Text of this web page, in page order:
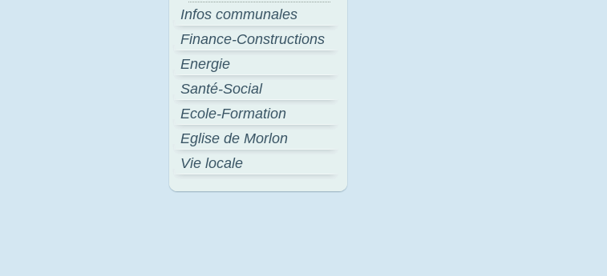
Infos communales
Finance-Constructions
Energie
Santé-Social
Ecole-Formation
Eglise de Morlon
Vie locale